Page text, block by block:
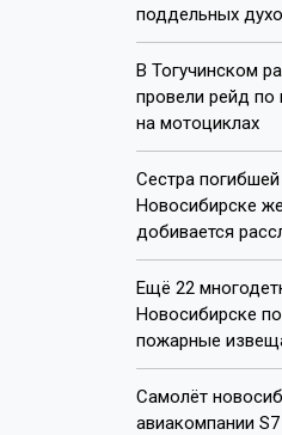
поддельных
В Тогучинском
провели рейд по
на мотоциклах
Сестра погибшей
Новосибирске
добивается
Ещё 22
Новосибирске
пожарные
Самолёт
авиакомпании